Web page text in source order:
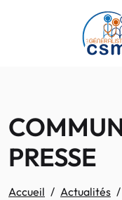
Passer au contenu
PRESSE
Accueil Actualités